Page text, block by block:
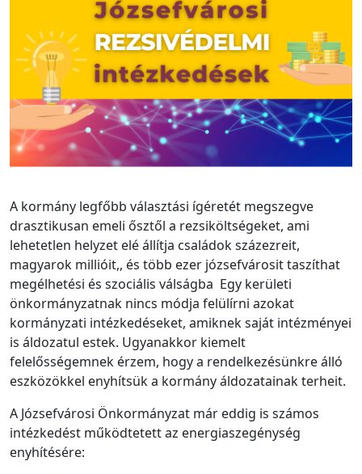
A kormány legfőbb választási ígéretét megszegve
drasztikusan emeli ősztől a rezsiköltségeket, ami
lehetetlen helyzet elé állítja családok százezreit,
magyarok millióit,, és több ezer józsefvárosit taszíthat
megélhetési és szociális válságba Egy kerületi
önkormányzatnak nincs módja felülírni azokat
kormányzati intézkedéseket, amiknek saját intézményei
is áldozatul estek. Ugyanakkor kiemelt
felelősségemnek érzem, hogy a rendelkezésünkre álló
eszközökkel enyhítsük a kormány áldozatainak terheit.
A Józsefvárosi Önkormányzat már eddig is számos
intézkedést működtetett az energiaszegénység
enyhítésére: